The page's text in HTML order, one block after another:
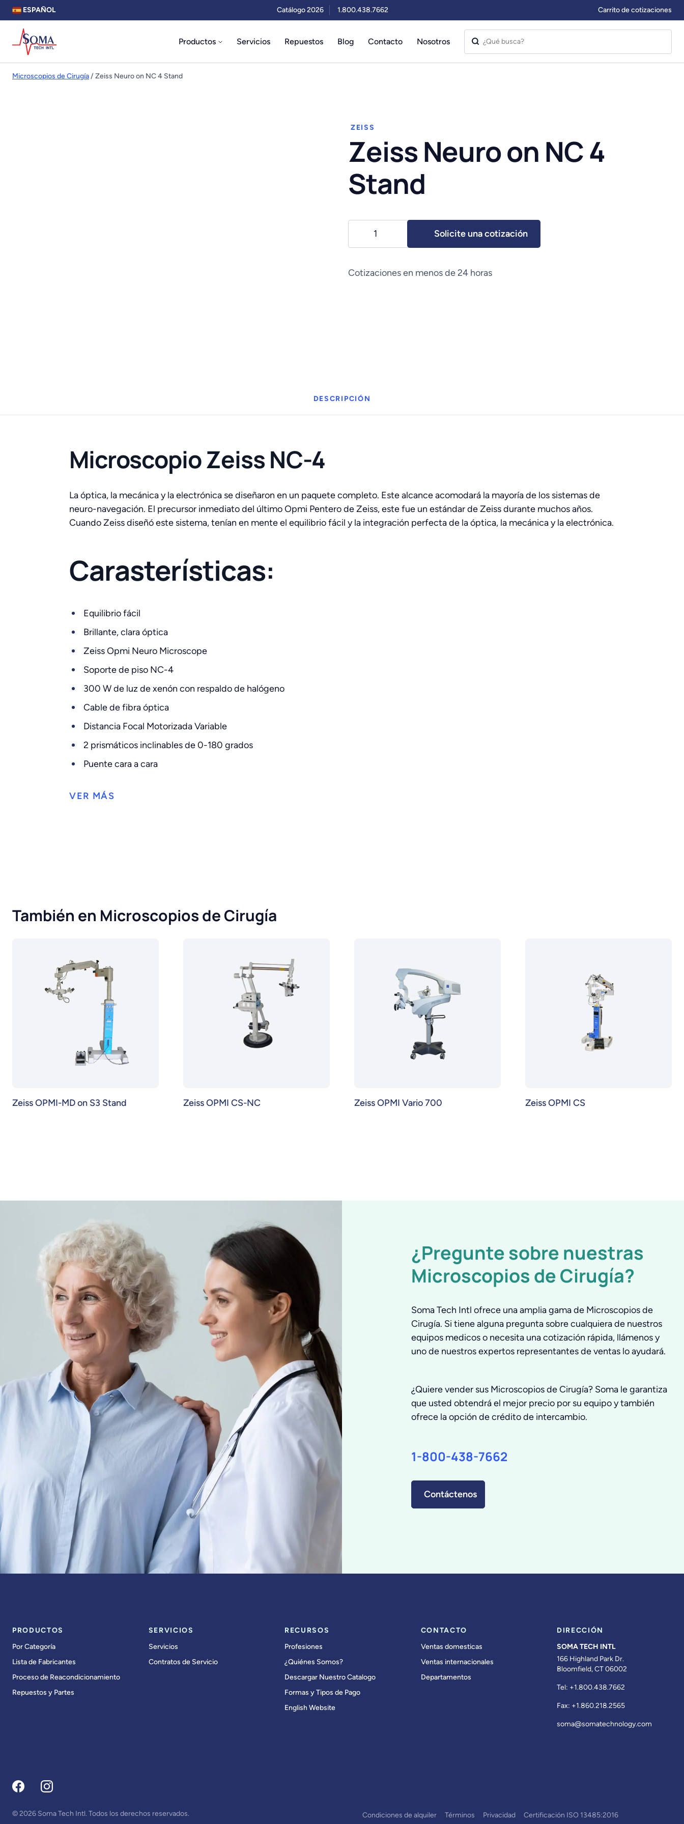
ESPAÑOL Catálogo 2026 1.800.438.7662 Carrito de cotizaciones
Productos Servicios Repuestos Blog Contacto Nosotros
Microscopios de Cirugía/ Zeiss Neuro on NC 4 Stand
ZEISS
Zeiss Neuro on NC 4
Stand
on
4
Solicite una cotización
Cotizaciones en menos de 24 horas
DESCRIPCIÓN
Microscopio Zeiss NC-4
La óptica, la mecánica y la electrónica se diseñaron en un paquete completo. Este alcance acomodará la mayoría de los sistemas de
neuro-navegación. El precursor inmediato del último Opmi Pentero de Zeiss, este fue un estándar de Zeiss durante muchos años.
Cuando Zeiss diseñó este sistema, tenían en mente el equilibrio fácil y la integración perfecta de la óptica, la mecánica y la electrónica.
Carasterísticas:
Equilibrio fácil
Brillante, clara óptica
Zeiss Opmi Neuro Microscope
Soporte de piso NC-4
300 W de luz de xenón con respaldo de halógeno
Cable de fibra óptica
Distancia Focal Motorizada Variable
2 prismáticos inclinables de 0-180 grados
Puente cara a cara
También en Microscopios de Cirugía
Zeiss OPMI-MD on S3 Stand Zeiss OPMI CS-NC Zeiss OPMI Vario 700 Zeiss OPMI CS
¿Pregunte sobre nuestras
Microscopios de Cirugía?
Soma Tech Intl ofrece una amplia gama de Microscopios de
Cirugía. Si tiene alguna pregunta sobre cualquiera de nuestros
equipos medicos o necesita una cotización rápida, llámenos y
uno de nuestros expertos representantes de ventas lo ayudará.
¿Quiere vender sus Microscopios de Cirugía? Soma le garantiza
que usted obtendrá el mejor precio por su equipo y también
ofrece la opción de crédito de intercambio.
1-800-438-7662
Contáctenos
PRODUCTOS
Por Categoría
Lista de Fabricantes
Proceso de Reacondicionamiento
Repuestos y Partes
SERVICIOS
Servicios
Contratos de Servicio
RECURSOS
Profesiones
¿Quiénes Somos?
Descargar Nuestro Catalogo
Formas y Tipos de Pago
English Website
CONTACTO
Ventas domesticas
Ventas internacionales
Departamentos
DIRECCIÓN
SOMA TECH INTL
166 Highland Park Dr.
Bloomfield, CT 06002
Tel: +1.800.438.7662
Fax: +1.860.218.2565
soma@somatechnology.com
© 2026 Soma Tech Intl. Todos los derechos reservados. Condiciones de alquiler Términos Privacidad Certificación ISO 13485:2016